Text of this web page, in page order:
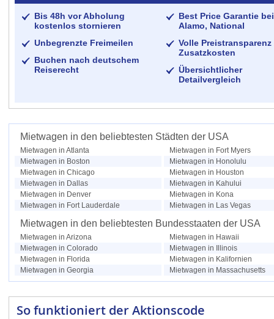
Bis 48h vor Abholung
kostenlos stornieren
Unbegrenzte Freimeilen
Buchen nach deutschem
Reiserecht
Best Price Garantie bei
Alamo, National
Volle Preistransparenz
Zusatzkosten
Übersichtlicher
Detailvergleich
Mietwagen in den beliebtesten Städten der USA
Mietwagen in Atlanta
Mietwagen in Boston
Mietwagen in Chicago
Mietwagen in Dallas
Mietwagen in Denver
Mietwagen in Fort Lauderdale
Mietwagen in Fort Myers
Mietwagen in Honolulu
Mietwagen in Houston
Mietwagen in Kahului
Mietwagen in Kona
Mietwagen in Las Vegas
Mietwagen in den beliebtesten Bundesstaaten der USA
Mietwagen in Arizona
Mietwagen in Colorado
Mietwagen in Florida
Mietwagen in Georgia
Mietwagen in Hawaii
Mietwagen in Illinois
Mietwagen in Kalifornien
Mietwagen in Massachusetts
So funktioniert der Aktionscode